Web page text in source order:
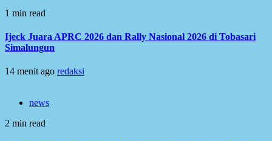
1 min read
Ijeck Juara APRC 2026 dan Rally Nasional 2026 di Tobasari
Simalungun
14 menit ago redaksi
news
2 min read